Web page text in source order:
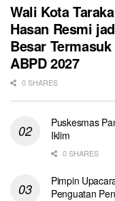
Wali Kota
Hasan Resmi
Besar
ABPD 2027
0 SHARES
Puskesmas
Iklim
0 SHARES
Pimpin
Penguatan